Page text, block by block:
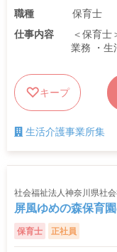
職種
保育士
仕事内容
＜保育士
業務 ・生
キープ
生活介護事業所集
社会福祉法人神奈川県社
屏風ゆめの森保育
保育士 正社員